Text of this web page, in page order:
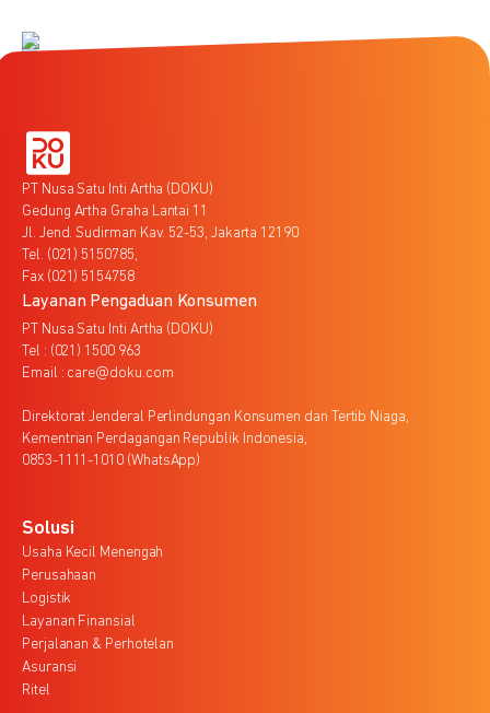
PT Nusa Satu Inti Artha (DOKU)
Gedung Artha Graha Lantai 11
Jl. Jend. Sudirman Kav. 52-53, Jakarta 12190
Tel. (021) 5150785,
Fax (021) 5154758
Layanan Pengaduan Konsumen
PT Nusa Satu Inti Artha (DOKU)
Tel : (021) 1500 963
Email : care@doku.com
Direktorat Jenderal Perlindungan Konsumen dan Tertib Niaga,
Kementrian Perdagangan Republik Indonesia,
0853-1111-1010 (WhatsApp)
Solusi
Usaha Kecil Menengah
Perusahaan
Logistik
Layanan Finansial
Perjalanan & Perhotelan
Asuransi
Ritel